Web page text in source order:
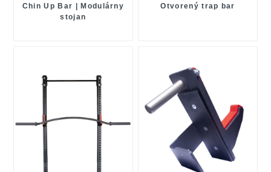
Chin Up Bar | Modulárny
stojan
Otvorený trap bar